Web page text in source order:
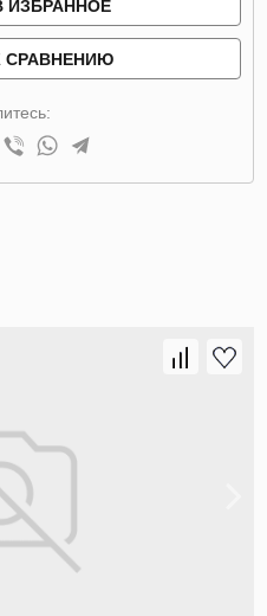
ИЗБРАННОЕ
СРАВНЕНИЮ